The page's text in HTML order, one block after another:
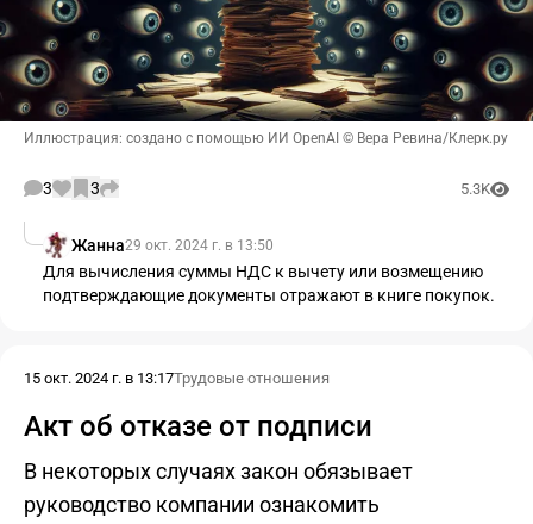
Иллюстрация: создано с помощью ИИ OpenAI © Вера Ревина/Клерк.ру
3 3 5.3K
Жанна29 окт. 2024 г. в 13:50
Для вычисления суммы НДС к вычету или возмещению
подтверждающие документы отражают в книге покупок.
15 окт. 2024 г. в 13:17Трудовые отношения
Акт об отказе от подписи
В некоторых случаях закон обязывает
руководство компании ознакомить